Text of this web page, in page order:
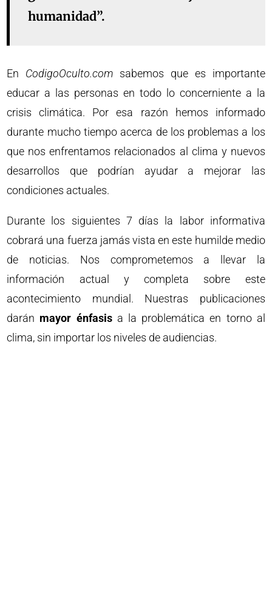
humanidad”.
En CodigoOculto.com sabemos que es importante
educar a las personas en todo lo concerniente a la
crisis climática. Por esa razón hemos informado
durante mucho tiempo acerca de los problemas a los
que nos enfrentamos relacionados al clima y nuevos
desarrollos que podrían ayudar a mejorar las
condiciones actuales.
Durante los siguientes 7 días la labor informativa
cobrará una fuerza jamás vista en este humilde medio
de noticias. Nos comprometemos a llevar la
información actual y completa sobre este
acontecimiento mundial. Nuestras publicaciones
darán mayor énfasisa la problemática en torno al
clima, sin importar los niveles de audiencias.